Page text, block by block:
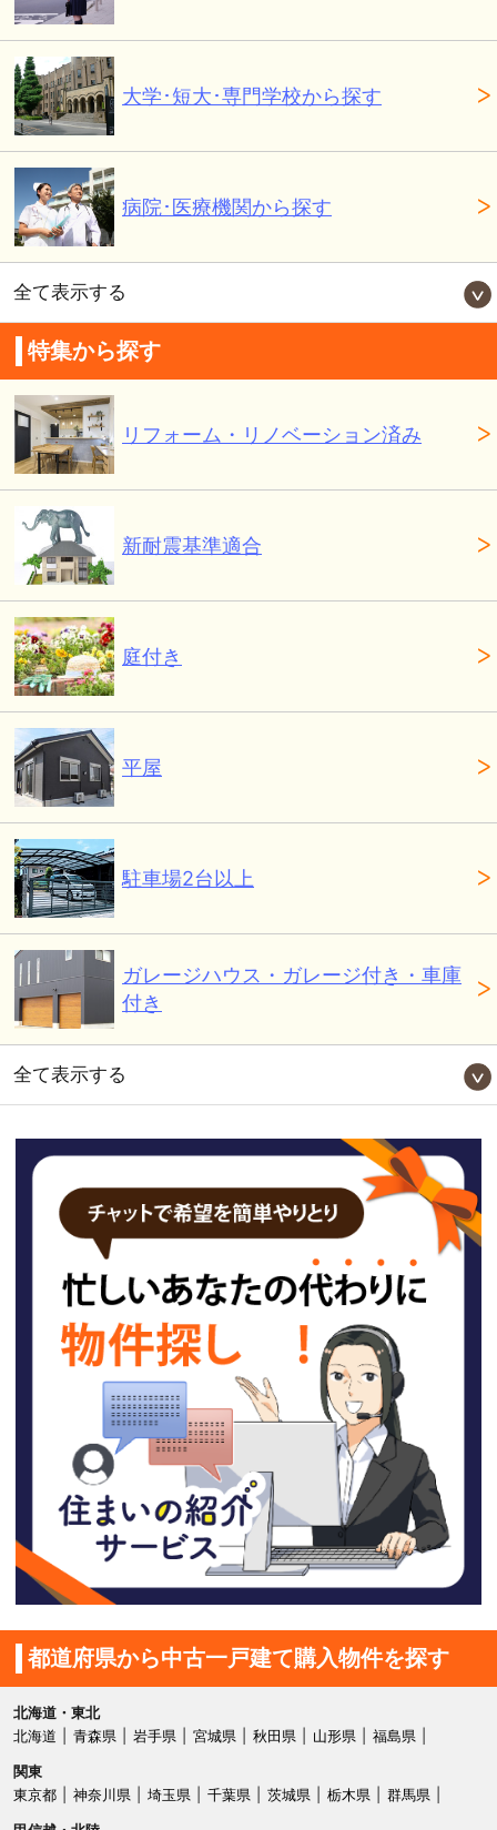
大学･短大･専門学校から探す
病院･医療機関から探す
全て表示する
特集から探す
リフォーム・リノベーション済み
新耐震基準適合
庭付き
平屋
駐車場2台以上
ガレージハウス・ガレージ付き・車庫
付き
全て表示する
都道府県から中古一戸建て購入物件を探す
北海道・東北
北海道
青森県 岩手県 宮城県 秋田県 山形県
福島県
関東
東京都
神奈川県 埼玉県 千葉県 茨城県 栃木県
群馬県